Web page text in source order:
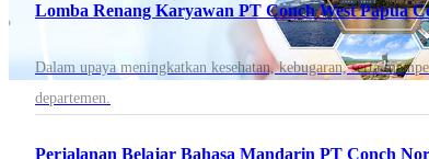
Lomba Renang Karyawan PT Conch West Papua
Dalam upaya meningkatkan kesehatan, kebugaran, serta
departemen.
Perjalanan Belajar Bahasa Mandarin PT Conch